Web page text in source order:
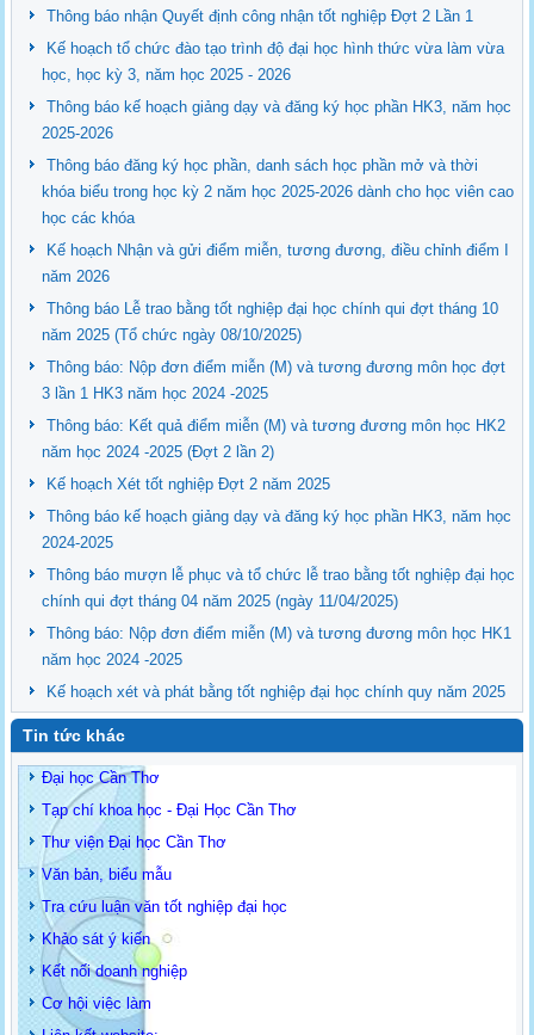
Thông báo nhận Quyết định công nhận tốt nghiệp Đợt 2 Lần 1
Kế hoạch tổ chức đào tạo trình độ đại học hình thức vừa làm vừa
học, học kỳ 3, năm học 2025 - 2026
Thông báo kế hoạch giảng dạy và đăng ký học phần HK3, năm học
2025-2026
Thông báo đăng ký học phần, danh sách học phần mở và thời
khóa biểu trong học kỳ 2 năm học 2025-2026 dành cho học viên cao
học các khóa
Kế hoạch Nhận và gửi điểm miễn, tương đương, điều chỉnh điểm I
năm 2026
Thông báo Lễ trao bằng tốt nghiệp đại học chính qui đợt tháng 10
năm 2025 (Tổ chức ngày 08/10/2025)
Thông báo: Nộp đơn điểm miễn (M) và tương đương môn học đợt
3 lần 1 HK3 năm học 2024 -2025
Thông báo: Kết quả điểm miễn (M) và tương đương môn học HK2
năm học 2024 -2025 (Đợt 2 lần 2)
Kế hoạch Xét tốt nghiệp Đợt 2 năm 2025
Thông báo kế hoạch giảng dạy và đăng ký học phần HK3, năm học
2024-2025
Thông báo mượn lễ phục và tổ chức lễ trao bằng tốt nghiệp đại học
chính qui đợt tháng 04 năm 2025 (ngày 11/04/2025)
Thông báo: Nộp đơn điểm miễn (M) và tương đương môn học HK1
năm học 2024 -2025
Kế hoạch xét và phát bằng tốt nghiệp đại học chính quy năm 2025
Tin tức khác
Đại học Cần Thơ
Tạp chí khoa học - Đại Học Cần Thơ
Thư viện Đại học Cần Thơ
Văn bản, biểu mẫu
Tra cứu luận văn tốt nghiệp đại học
Khảo sát ý kiến
Kết nối doanh nghiệp
Cơ hội việc làm